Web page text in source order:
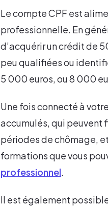
Le compte CPF est
professionnelle. En
d’acquérir un crédit de
peu qualifiées ou
5 000 euros, ou 8 000
Une fois connecté à
accumulés, qui peuvent
périodes de chômage,
formations que vous
professionnel.
Il est également